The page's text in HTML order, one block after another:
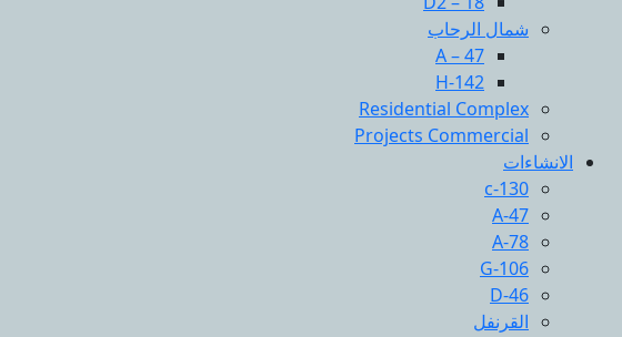
شمال الرحاب
A – 47
H-142
Residential Complex
Projects Commercial
الانشاءات
c-130
A-47
A-78
G-106
D-46
القرنفل